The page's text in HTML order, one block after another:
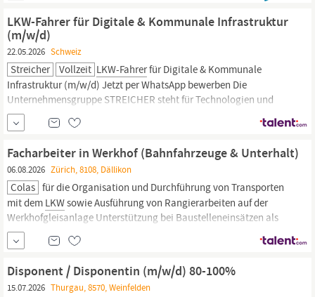
LKW-Fahrer für Digitale & Kommunale Infrastruktur
(m/w/d)
22.05.2026 Schweiz
Streicher Vollzeit LKW-Fahrerfür Digitale & Kommunale
Infrastruktur (m/w/d) Jetzt per WhatsApp bewerben Die
Unternehmensgruppe STREICHER steht für Technologien und
Services in fünf Kompetenzfeldern: Rohrleitungs- und
Anlagenbau, Maschinenbau, Elektrotechnik, Tief- und
Muttergesellschaft MAX STREICHER GmbH & Co.
Facharbeiter in Werkhof (Bahnfahrzeuge & Unterhalt)
06.08.2026 Zürich, 8108, Dällikon
Colas für die Organisation und Durchführung von Transporten
mit dem LKWsowie Ausführung von Rangierarbeiten auf der
Werkhofgleisanlage Unterstützung bei Baustelleneinsätzen als
LKW-Fahrer
, Kranbediener oder Lokführer (nach entsprechender
Ausbildung) Verantwortung für die Beschaffung, Verwaltung und
den Unterhalt von Werkzeugen, Messmitteln...
Disponent / Disponentin (m/w/d) 80-100%
15.07.2026 Thurgau, 8570, Weinfelden